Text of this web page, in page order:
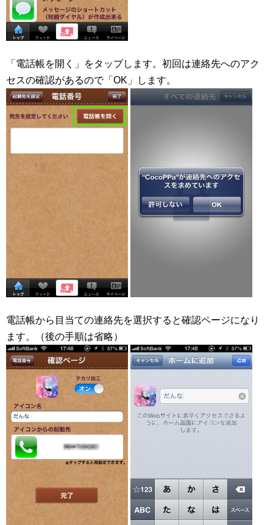
「電話帳を開く」をタップします。初回は連絡先へのアク
セスの確認があるので「OK」します。
電話帳から目当ての連絡先を選択すると確認ページになり
ます。（後の手順は省略）